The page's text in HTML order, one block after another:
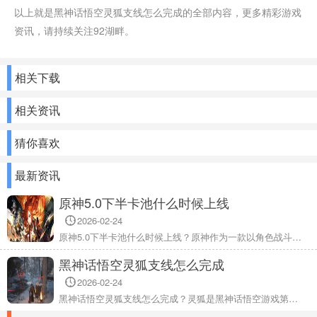
以上就是黑神话悟空灵狐支线怎么完成的全部内容，更多精彩游戏
资讯，请持续关注92湖畔。
相关下载
相关资讯
猜你喜欢
最新资讯
原神5.0下半卡池什么时候上线
2026-02-24
原神5.0下半卡池什么时候上线？原神作为一款以角色战斗为主要玩法的剧情冒险类游戏，在本次的5.0版本中除了带来了新角色的上线，还有两大人气角色也会上线卡池，其中雷电将军将会在5.0的下半卡池中上线，有想要抽取这个角色的小伙伴们可以先准备好资源等待角色卡池的更新，详细内容快来了解一下吧。
黑神话悟空灵狐支线怎么完成
2026-02-24
黑神话悟空灵狐支线怎么完成？灵狐是黑神话悟空游戏第三回的支线任务，还有不少玩家完成不了，那么具体的完成任务是什么呢，下面是灵狐支线完成攻略，希望能够帮助到大家哦。